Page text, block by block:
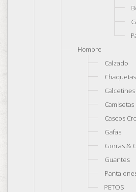
Hombre
Calzado
Chaquetas
Calcetines
Camisetas
Cascos
Gafas
Gorras &
Guantes
PETOS